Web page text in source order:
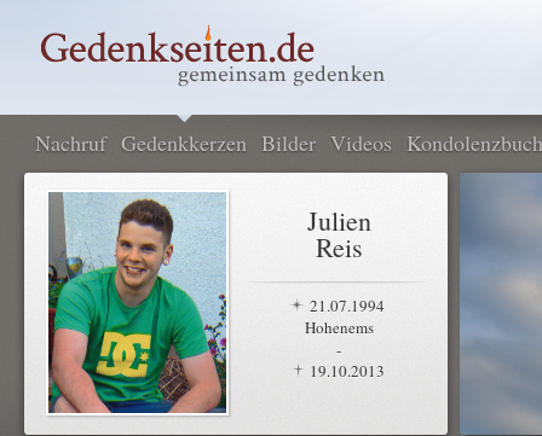
Nachruf Gedenkkerzen Bilder Videos Kondolenzbuch
Julien
Reis
21.07.1994
Hohenems
-
19.10.2013